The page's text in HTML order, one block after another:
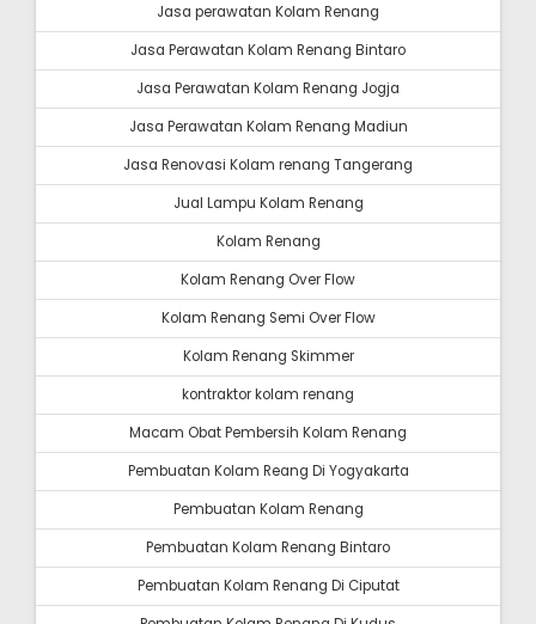
Jasa perawatan Kolam Renang
Jasa Perawatan Kolam Renang Bintaro
Jasa Perawatan Kolam Renang Jogja
Jasa Perawatan Kolam Renang Madiun
Jasa Renovasi Kolam renang Tangerang
Jual Lampu Kolam Renang
Kolam Renang
Kolam Renang Over Flow
Kolam Renang Semi Over Flow
Kolam Renang Skimmer
kontraktor kolam renang
Macam Obat Pembersih Kolam Renang
Pembuatan Kolam Reang Di Yogyakarta
Pembuatan Kolam Renang
Pembuatan Kolam Renang Bintaro
Pembuatan Kolam Renang Di Ciputat